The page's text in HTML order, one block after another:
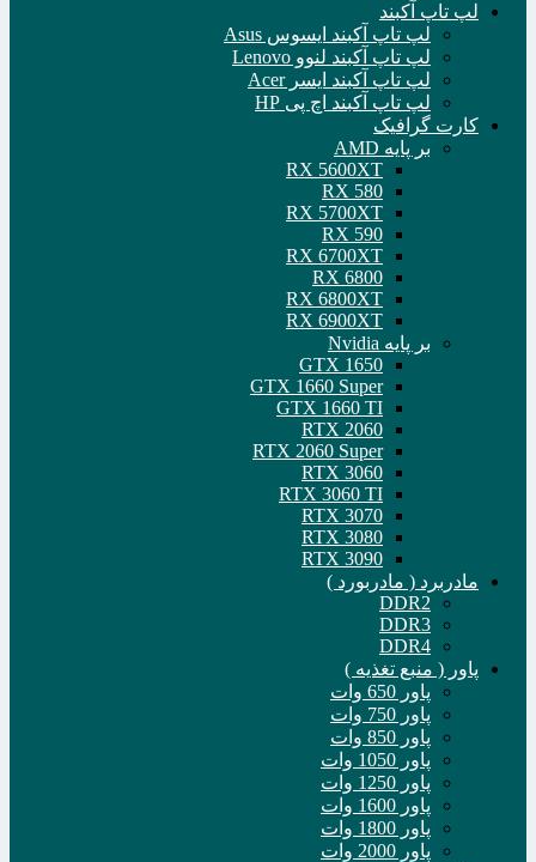
لپ تاپ آکبند
لپ تاپ آکبند ایسوس Asus
لپ تاپ آکبند لنوو Lenovo
لپ تاپ آکبند ایسر Acer
لپ تاپ آکبند اچ پی HP
کارت گرافیک
بر پایه AMD
RX 5600XT
RX 580
RX 5700XT
RX 590
RX 6700XT
RX 6800
RX 6800XT
RX 6900XT
بر پایه Nvidia
GTX 1650
GTX 1660 Super
GTX 1660 TI
RTX 2060
RTX 2060 Super
RTX 3060
RTX 3060 TI
RTX 3070
RTX 3080
RTX 3090
مادربرد ( مادربورد )
DDR2
DDR3
DDR4
پاور ( منبع تغذیه )
پاور 650 وات
پاور 750 وات
پاور 850 وات
پاور 1050 وات
پاور 1250 وات
پاور 1600 وات
پاور 1800 وات
پاور 2000 وات